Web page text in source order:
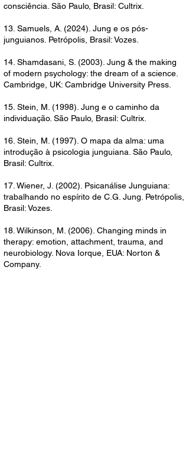
consciência. São Paulo, Brasil: Cultrix.
13. Samuels, A. (2024). Jung e os pós-
junguianos. Petrópolis, Brasil: Vozes.
14. Shamdasani, S. (2003). Jung & the making
of modern psychology: the dream of a science.
Cambridge, UK: Cambridge University Press.
15. Stein, M. (1998). Jung e o caminho da
individuação. São Paulo, Brasil: Cultrix.
16. Stein, M. (1997). O mapa da alma: uma
introdução à psicologia junguiana. São Paulo,
Brasil: Cultrix.
17. Wiener, J. (2002). Psicanálise Junguiana:
trabalhando no espírito de C.G. Jung. Petrópolis,
Brasil: Vozes.
18. Wilkinson, M. (2006). Changing minds in
therapy: emotion, attachment, trauma, and
neurobiology. Nova Iorque, EUA: Norton &
Company.